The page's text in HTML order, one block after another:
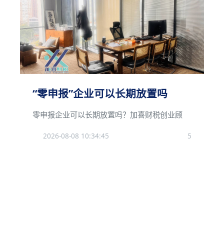
“零申报”企业可以长期放置吗
零申报企业可以长期放置吗？加喜财税创业顾
2026-08-08 10:34:45 5